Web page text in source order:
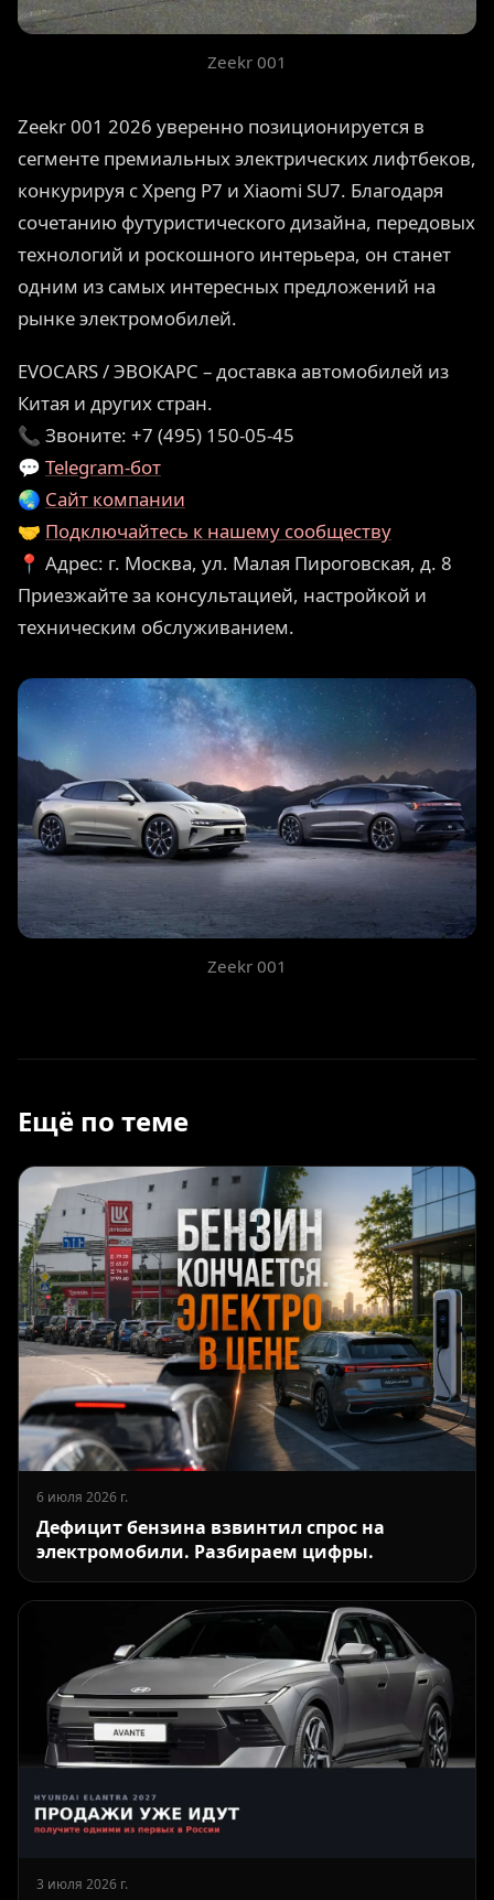
Zeekr 001
Zeekr 001 2026 уверенно позиционируется в
сегменте премиальных электрических лифтбеков,
конкурируя с Xpeng P7 и Xiaomi SU7. Благодаря
сочетанию футуристического дизайна, передовых
технологий и роскошного интерьера, он станет
одним из самых интересных предложений на
рынке электромобилей.
EVOCARS / ЭВОКАРС – доставка автомобилей из
Китая и других стран.
📞 Звоните: +7 (495) 150-05-45
💬 Telegram-бот
🌏 Сайт компании
🤝 Подключайтесь к нашему сообществу
📍 Адрес: г. Москва, ул. Малая Пироговская, д. 8
Приезжайте за консультацией, настройкой и
техническим обслуживанием.
Zeekr 001
Ещё по теме
6 июля 2026 г.
Дефицит бензина взвинтил спрос на
электромобили. Разбираем цифры.
3 июля 2026 г.